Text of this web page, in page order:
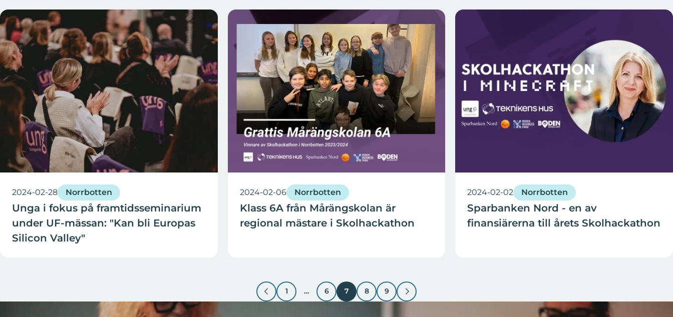
2024-02-28 Norrbotten
Unga i fokus på framtidsseminarium
under UF-mässan: "Kan bli Europas
Silicon Valley"
2024-02-06 Norrbotten
Klass 6A från Mårängskolan är
regional mästare i Skolhackathon
2024-02-02 Norrbotten
Sparbanken Nord - en av
finansiärerna till årets Skolhackathon
1 … 6 7 8 9